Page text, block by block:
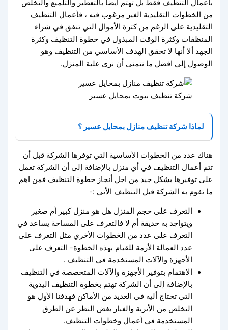
بأعمال التنظيف فقط بل تهتم أيضا بالتعطير والتلميع والتخلص
من الخطوات التقليدية الغير مرغوب فيه ، فأعمال التنظيف
التقليدية على الرغم من كثرة الأموال التي تنفق في شراء
المنظفات وكثرة الوقت المبذول في خطوة التنظيف وكثرة
الجهد ألا أنها لا تحقق الهدف الأساسي من التنظيف وهو
الوصول إلي افضل ما نتمنى أن نرى علية المنزل.
شركة تنظيف بيوت بمحايل عسير
لماذا شركة تنظيف منازل بمحايل عسير ؟
هناك عدد من الخطوات الأساسية التي توفرها الشركة قبل أن
تتم أعمال التنظيف في أي منزل بالإضافة إلى أن الشركة تعمل
على توفيرها بشكل جيد من اجل أنجاز خطوة التنظيف فمن اهم
ما تقوم به الشركة قبل التنظيف الأتي :-
التعرف على حجم المنزل هل هو منزل كبير أم صغير
ويتواجد به حديقة أم لا فالتعرف على المساحة يساعد في
التعرف على عدد من الخطوات الأخري مثل التعرف على
عدد العمالة الأزمة للقيام بهذه الخطوة- التعرف على
الأجهزة والآلات المستخدمة في التنظيف .
الاهتمام بتوفير الأجهزة والآلات المتخصصة في التنظيف
بالإضافة إلى أن الشركة تهتم بخطوة التنظيف اليدوية
التي تحتاج أليه في العديد من الأماكن فهدفنا الأول هو
التخلص من الأتربة والغبار بغض النظر عن الطرق
المستخدمة في أعمال وخطوات التنظيف.